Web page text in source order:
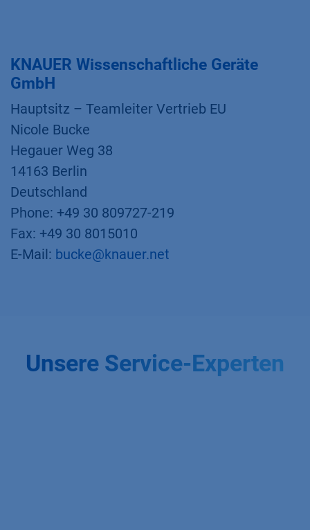
KNAUER Wissenschaftliche Geräte
GmbH
Hauptsitz – Teamleiter Vertrieb EU
Nicole Bucke
Hegauer Weg 38
14163 Berlin
Deutschland
Phone: +49 30 809727-219
Fax: +49 30 8015010
E-Mail: bucke@knauer.net
Unsere Service-Experten